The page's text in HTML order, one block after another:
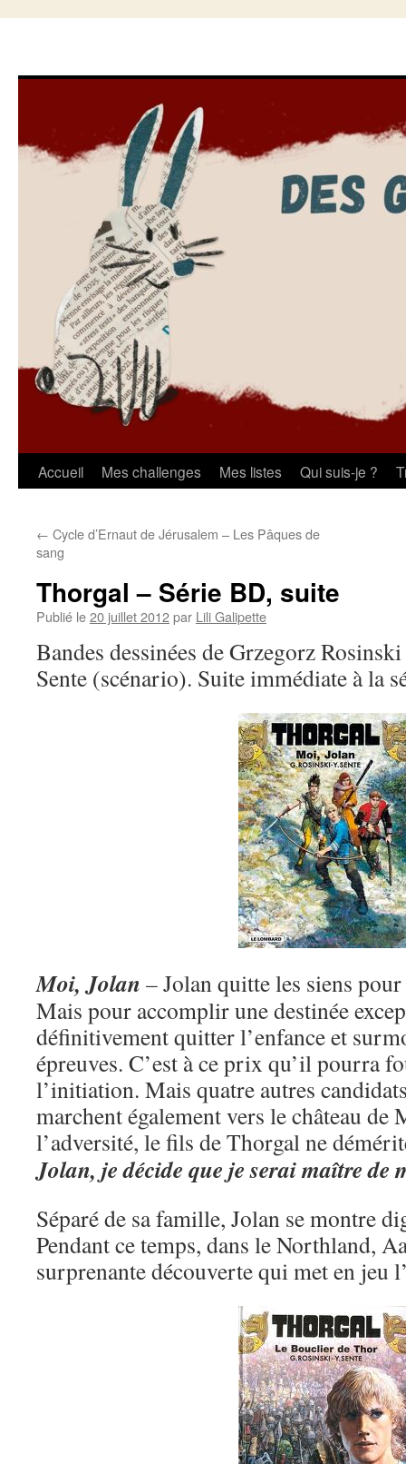
Aller
contenu
Accueil Mes challenges Mes listes Qui suis-je ?
← Cycle d’Ernaut de Jérusalem – Les Pâques de
sang
Thorgal – Série BD, suite
Publié le20 juillet 2012par Lili Galipette
Bandes dessinées de Grzegorz
Sente (scénario). Suite immédiate à la
Moi, Jolan –Jolan quitte les siens
Mais pour accomplir une destinée
définitivement quitter l’enfance et
épreuves. C’est à ce prix qu’il pourra
l’initiation. Mais quatre autres
marchent également vers le château de
l’adversité, le fils de Thorgal ne
Jolan, je décide que je serai maître de
Séparé de sa famille, Jolan se montre
Pendant ce temps, dans le Northland,
surprenante découverte qui met en jeu